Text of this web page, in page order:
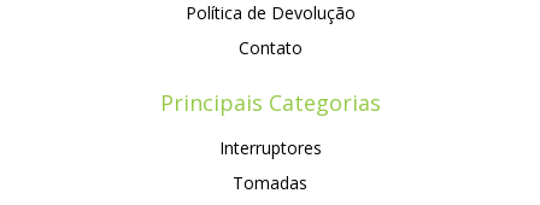
Política de Devolução
Contato
Principais Categorias
Interruptores
Tomadas